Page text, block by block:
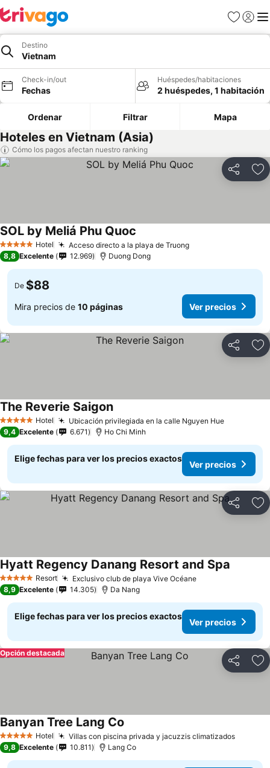
Favoritos
Iniciar
Destino
Vietnam
Check-in/out
Fechas
Huéspedes/habitaciones
2 huéspedes, 1 habitación
Ordenar Filtrar Mapa
Hoteles en Vietnam (Asia)
Cómo los pagos afectan nuestro ranking
Compartir
5 Estrellas Hotel Acceso directo a la playa de Truong
SOL by Meliá Phu Quoc
8,8 Excelente 12.969 Duong Dong
De $88
Mira precios de 10 páginas Ver precios
Compartir
5 Estrellas Hotel Ubicación privilegiada en la calle Nguyen Hue
The Reverie Saigon
9,4 Excelente 6.671 Ho Chi Minh
Elige fechas para ver los precios exactos
Ver precios
Compartir
5 Estrellas Resort Exclusivo club de playa Vive Océane
Hyatt Regency Danang Resort and Spa
8,9 Excelente 14.305 Da Nang
Elige fechas para ver los precios exactos
Ver precios
Compartir
Opción destacada
5 Estrellas Hotel Villas con piscina privada y jacuzzis climatizados
Banyan Tree Lang Co
9,8 Excelente 10.811 Lang Co